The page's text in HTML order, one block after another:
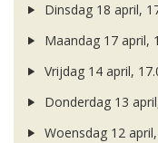
Dinsdag 18 april,
Maandag 17 april,
Vrijdag 14 april,
Donderdag 13
Woensdag 12